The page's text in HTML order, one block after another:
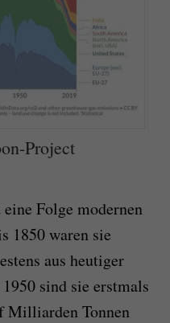
Project
Folge modernen
1850 waren sie
aus heutiger
sind sie erstmals
Milliarden Tonnen